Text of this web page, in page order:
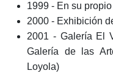
1999 - En su
2000 - Exhibición
2001 - Galería El
Galería de las
Loyola)